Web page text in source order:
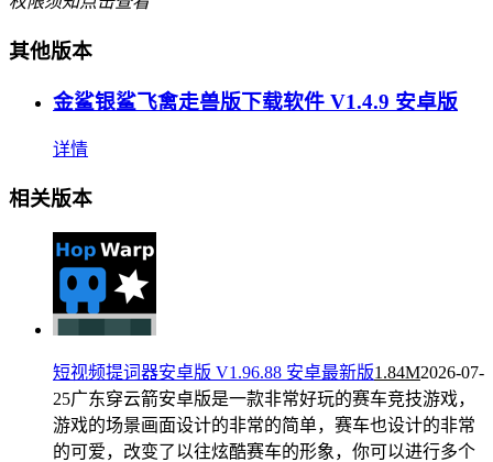
其他版本
金鲨银鲨飞禽走兽版下载软件 V1.4.9 安卓版
详情
相关版本
短视频提词器安卓版 V1.96.88 安卓最新版1.84M2026-07-
25广东穿云箭安卓版是一款非常好玩的赛车竞技游戏，
游戏的场景画面设计的非常的简单，赛车也设计的非常
的可爱，改变了以往炫酷赛车的形象，你可以进行多个